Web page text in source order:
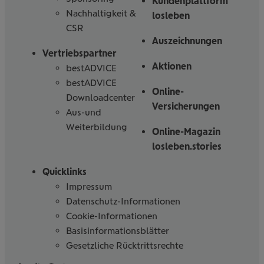
Nachhaltigkeit &
CSR
Vertriebspartner
bestADVICE
bestADVICE
Downloadcenter
Aus-und
Weiterbildung
losleben
Auszeichnungen
Aktionen
Online-
Versicherungen
Online-Magazin
losleben.stories
Quicklinks
Impressum
Datenschutz-Informationen
Cookie-Informationen
Basisinformationsblätter
Gesetzliche Rücktrittsrechte